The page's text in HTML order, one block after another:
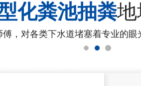
化粪池抽粪
，对各类下水道堵塞着专业的